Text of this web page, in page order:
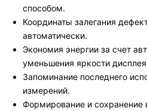
способом.
Координаты залегания
автоматически.
Экономия энергии за счет
уменьшения яркости
Запоминание последнего
измерений.
Формирование и сохранение